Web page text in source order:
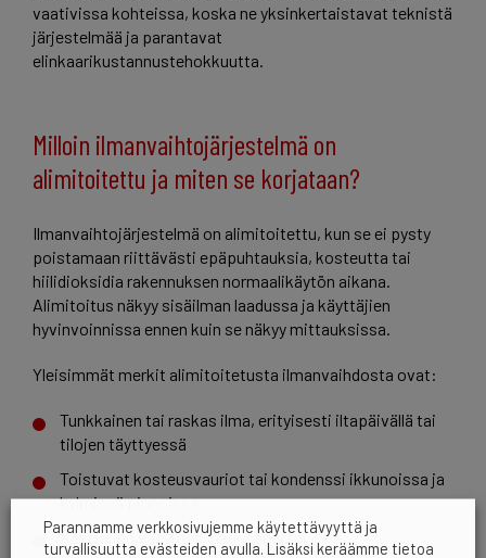
vaativissa kohteissa, koska ne yksinkertaistavat teknistä
järjestelmää ja parantavat
elinkaarikustannustehokkuutta.
Milloin ilmanvaihtojärjestelmä on
alimitoitettu ja miten se korjataan?
Ilmanvaihtojärjestelmä on alimitoitettu, kun se ei pysty
poistamaan riittävästi epäpuhtauksia, kosteutta tai
hiilidioksidia rakennuksen normaalikäytön aikana.
Alimitoitus näkyy sisäilman laadussa ja käyttäjien
hyvinvoinnissa ennen kuin se näkyy mittauksissa.
Yleisimmät merkit alimitoitetusta ilmanvaihdosta ovat:
Tunkkainen tai raskas ilma, erityisesti iltapäivällä tai
tilojen täyttyessä
Toistuvat kosteusvauriot tai kondenssi ikkunoissa ja
kylmissä pinnoissa
Käyttäjien väsymys, päänsärky tai
Parannamme verkkosivujemme käytettävyyttä ja
turvallisuutta evästeiden avulla. Lisäksi keräämme tietoa